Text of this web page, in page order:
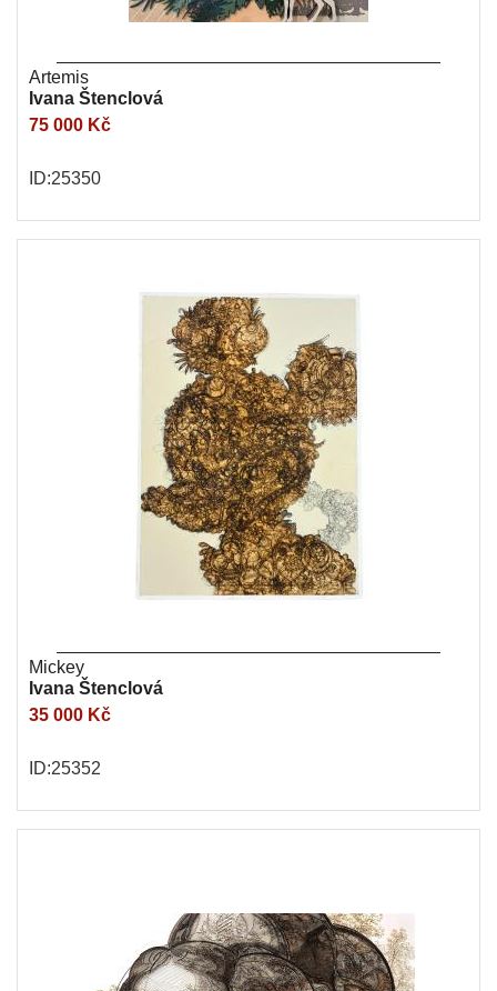
Artemis
Ivana Štenclová
75 000 Kč
ID:25350
Mickey
Ivana Štenclová
35 000 Kč
ID:25352